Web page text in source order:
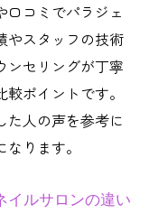
ロン利用者向
るパラジェル
ジェル活用法
口コミでパラジェ
やスタッフの技術
ンセリングが丁寧
ポイントです。
た人の声を参考に
ります。
イルサロンの違い